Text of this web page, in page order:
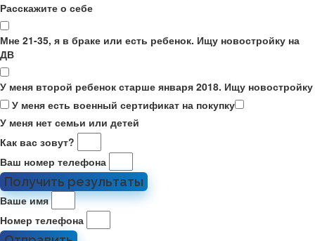
Расскажите о себе
Мне 21-35, я в браке или есть ребенок. Ищу новостройку на
ДВ
У меня второй ребенок старше января 2018. Ищу новостройку
У меня есть военный сертификат на покупку
У меня нет семьи или детей
Как вас зовут?
Ваш номер телефона
Получить результаты
Ваше имя
Номер телефона